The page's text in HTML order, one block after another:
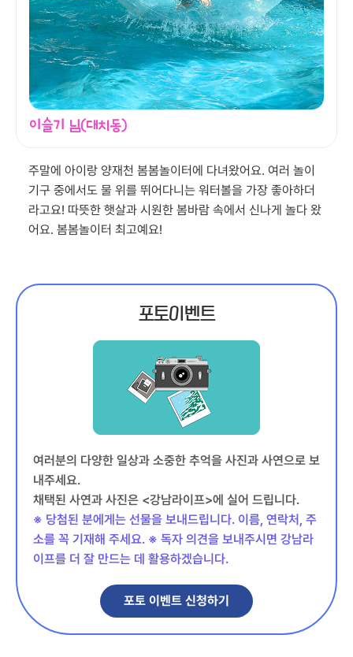
이슬기 님(대치동)
주말에 아이랑 양재천 봄봄놀이터에 다녀왔어요. 여러 놀이
기구 중에서도 물 위를 뛰어다니는 워터볼을 가장 좋아하더
라고요! 따뜻한 햇살과 시원한 봄바람 속에서 신나게 놀다 왔
어요. 봄봄놀이터 최고예요!
포토이벤트
여러분의 다양한 일상과 소중한 추억을 사진과 사연으로 보
내주세요.
채택된 사연과 사진은 <강남라이프>에 실어 드립니다.
※ 당첨된 분에게는 선물을 보내드립니다. 이름, 연락처, 주
소를 꼭 기재해 주세요. ※ 독자 의견을 보내주시면 강남라
이프를 더 잘 만드는 데 활용하겠습니다.
포토 이벤트 신청하기